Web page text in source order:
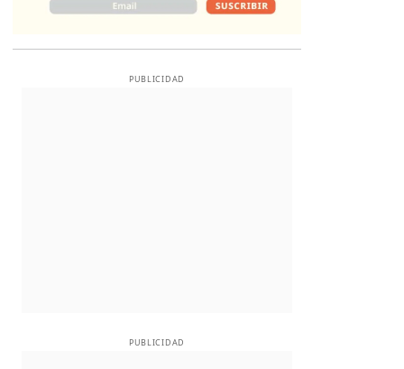
PUBLICIDAD
PUBLICIDAD